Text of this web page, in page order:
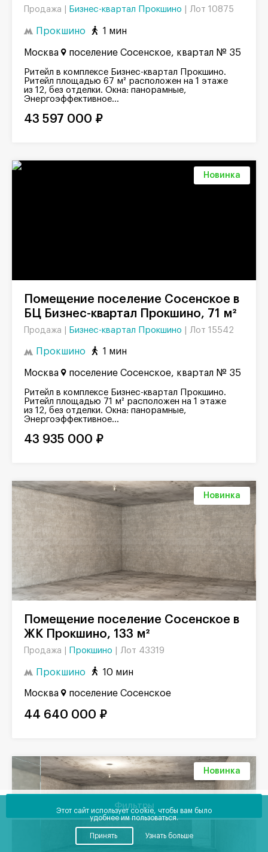
Фильтры
Продажа | Бизнес-квартал Прокшино Лот 10875
Прокшино 1 мин
Москва поселение Сосенское, квартал № 35
Ритейл в комплексе Бизнес-квартал Прокшино.
Ритейл площадью 67 м² расположен на 1 этаже
из 12, без отделки. Окна: панорамные,
Энергоэффективное...
43 597 000 ₽
Новинка
Помещение поселение Сосенское в
БЦ Бизнес-квартал Прокшино, 71 м²
Продажа | Бизнес-квартал Прокшино Лот 15542
Прокшино 1 мин
Москва поселение Сосенское, квартал № 35
Ритейл в комплексе Бизнес-квартал Прокшино.
Ритейл площадью 71 м² расположен на 1 этаже
из 12, без отделки. Окна: панорамные,
Энергоэффективное...
43 935 000 ₽
Новинка
Помещение поселение Сосенское в
ЖК Прокшино, 133 м²
Продажа | Прокшино Лот 43319
Прокшино 10 мин
Москва поселение Сосенское
44 640 000 ₽
Новинка
Этот сайт использует cookie, чтобы вам было
удобнее им пользоваться.
Принять Узнать больше